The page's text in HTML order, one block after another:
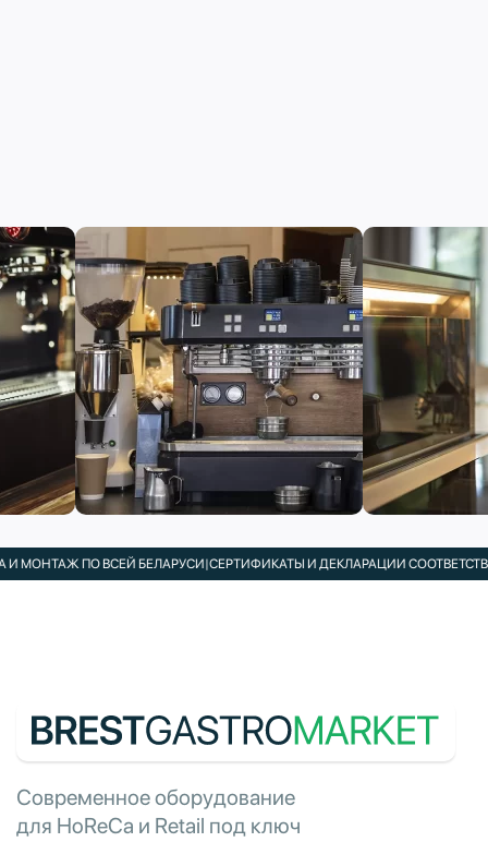
МОНТАЖ ПО ВСЕЙ БЕЛАРУСИ|СЕРТИФИКАТЫ И ДЕКЛАРАЦИИ
Современное оборудование
для HoReCa и Retail под ключ